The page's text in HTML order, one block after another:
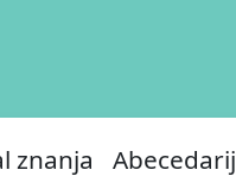
znanja Abecedarij